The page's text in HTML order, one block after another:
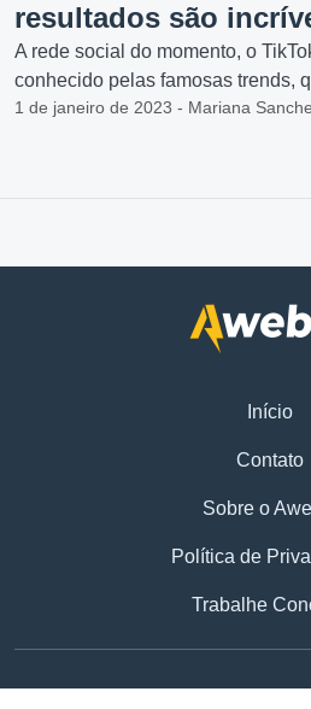
resultados são
A rede social do momento, o
conhecido pelas famosas trends,
1 de janeiro de 2023 - Mariana
Início
Contato
Sobre o
Política de
Trabalhe